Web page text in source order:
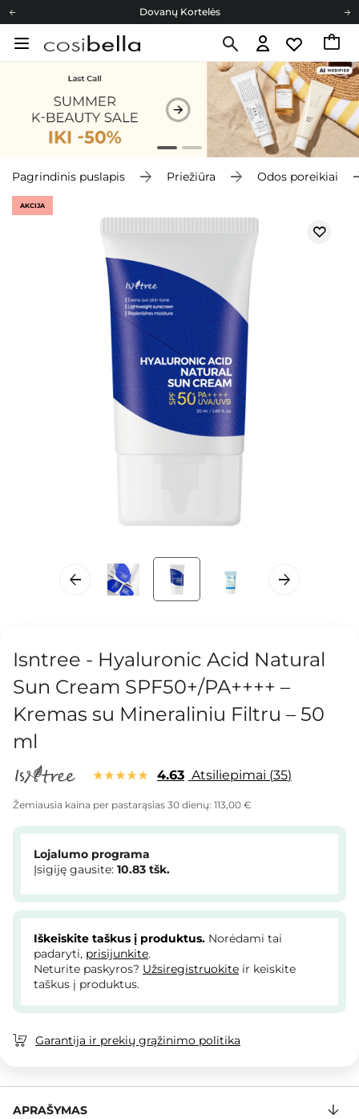
Dovanų Kortelės
Cosibella lojalumo programa
Dovanų Kortelės
Pagrindinis puslapis Priežiūra Odos poreikiai
AKCIJA
Isntree - Hyaluronic Acid Natural
Sun Cream SPF50+/PA++++ –
Kremas su Mineraliniu Filtru – 50
ml
4.63 Atsiliepimai 35
Žemiausia kaina per pastarąsias 30 dienų: 113,00 €
Lojalumo programa
Įsigiję gausite: 10.83 tšk.
Iškeiskite taškus į produktus. Norėdami tai
padaryti, prisijunkite.
Neturite paskyros? Užsiregistruokite ir keiskite
taškus į produktus.
Garantija ir prekių grąžinimo politika
APRAŠYMAS